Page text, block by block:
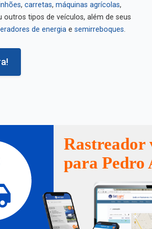
, carretas, máquinas agrícolas,
outros tipos de veículos, além de seus
de energia e semirreboques.
Rastreador
para Pedro